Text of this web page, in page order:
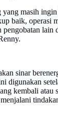
yang masih
baik, operasi
pengobatan lain
sinar
digunakan
kembali atau